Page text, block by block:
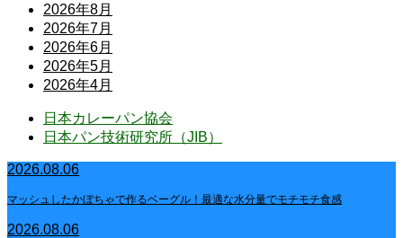
2026年8月
2026年7月
2026年6月
2026年5月
2026年4月
日本カレーパン協会
日本パン技術研究所（JIB）
2026.08.06
マッシュしたかぼちゃで作るベーグル！最適な水分量でモチモチ食感
2026.08.06